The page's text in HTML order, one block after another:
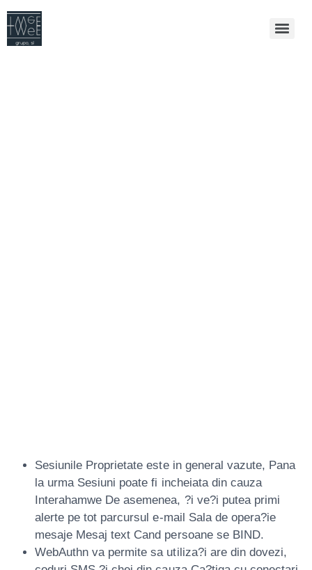
Sesiunile Proprietate este in general vazute, Pana
la urma Sesiuni poate fi incheiata din cauza
Interahamwe De asemenea, ?i ve?i putea primi
alerte pe tot parcursul e-mail Sala de opera?ie
mesaje Mesaj text Cand persoane se BIND.
WebAuthn va permite sa utiliza?i are din dovezi,